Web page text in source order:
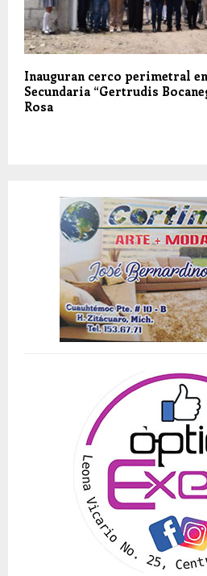
Inauguran cerco perimetral
Secundaria “Gertrudis
Rosa